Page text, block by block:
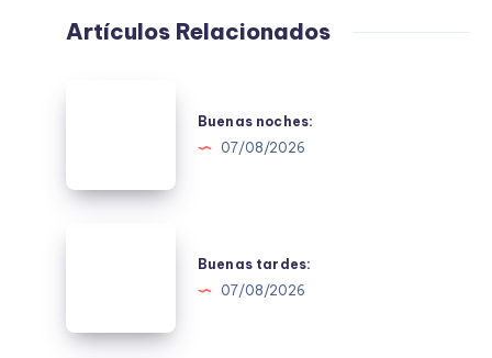
Artículos Relacionados
Buenas noches:
07/08/2026
Buenas tardes:
07/08/2026